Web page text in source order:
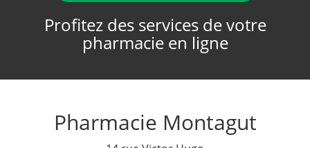
Profitez des services de votre
pharmacie en ligne
Pharmacie Montagut